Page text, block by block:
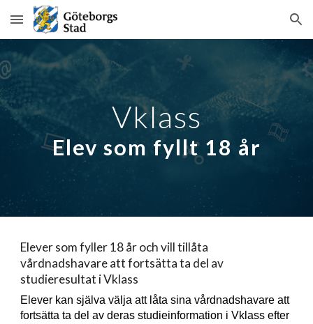
Skip to main content Skip to navigation
Vklass
Elev som fyllt 18 år
Elever som fyller 18 år och vill tillåta
vårdnadshavare att fortsätta ta del av
studieresultat i Vklass
Elever kan själva välja att låta sina vårdnadshavare att
fortsätta ta del av deras studieinformation i Vklass efter